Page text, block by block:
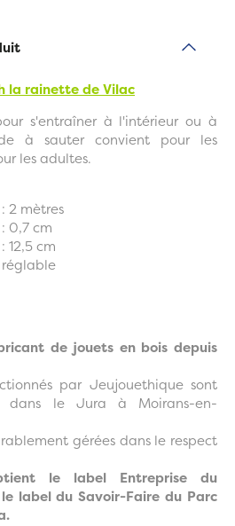
la rainette de Vilac
s'entraîner à l'intérieur ou à
à sauter convient pour les
les adultes.
2 mètres
0,7 cm
12,5 cm
de jouets en bois depuis
par Jeujouethique sont
dans le Jura à Moirans-en-
gérées dans le respect
le label Entreprise du
label du Savoir-Faire du Parc